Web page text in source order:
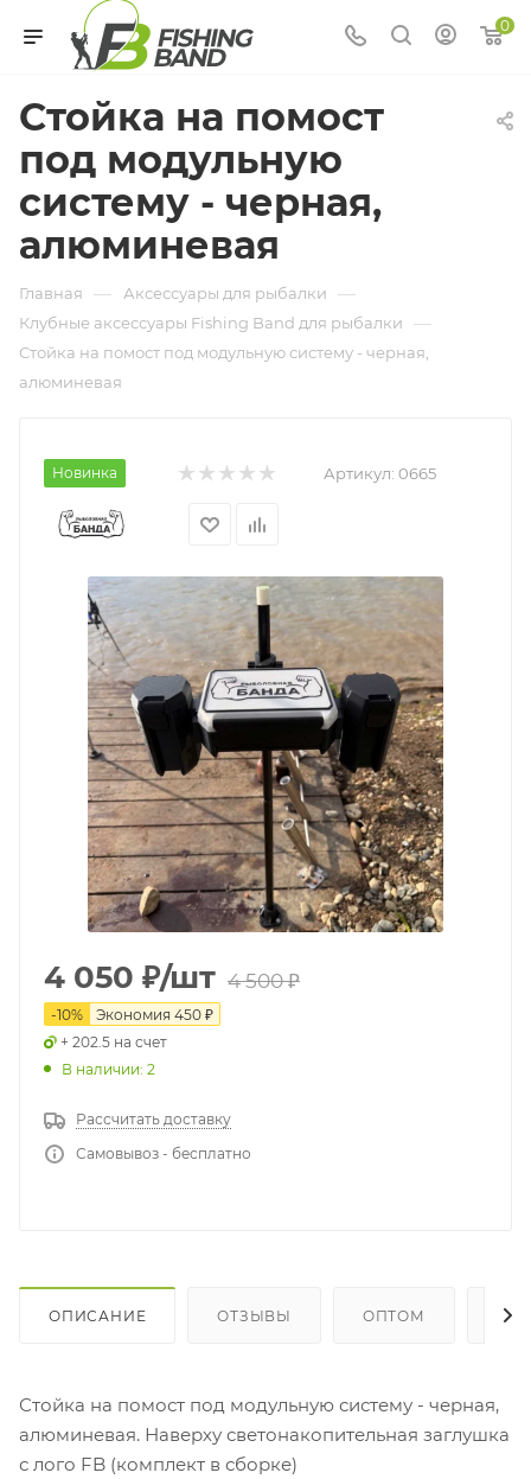
0
Стойка на помост
под модульную
систему - черная,
алюминевая
Главная — Аксессуары для рыбалки —
Клубные аксессуары Fishing Band для рыбалки —
Стойка на помост под модульную систему - черная,
алюминевая
Новинка Артикул: 0665
4 050 ₽/шт 4 500₽
-10% Экономия 450 ₽
+ 202.5 на счет
В наличии: 2
Рассчитать доставку
Самовывоз - бесплатно
ОПИСАНИЕ ОТЗЫВЫ ОПТОМ
Стойка на помост под модульную систему - черная,
алюминевая. Наверху светонакопительная заглушка
с лого FB (комплект в сборке)